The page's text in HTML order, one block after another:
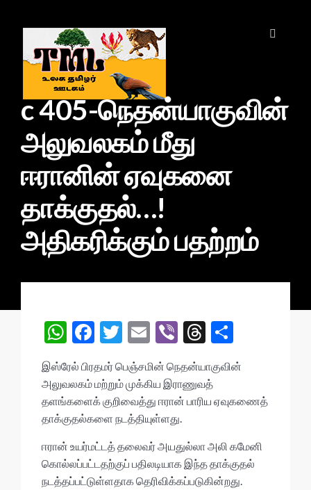
c 405-நெதன்யாகுவின்
அலுவலகம் மீது
ஈரானின் ஏவுகனை
தாக்குதல்…!
அதிகரிக்கும் பதற்றம்
W
h
at
s
A
p
p
F
ac
e
b
o
o
k
T
w
itt
er
E
m
ai
l
Vi
er
T
ea
ds
h
ar
e
இஸ்ரேல் பிரதமர் பெஞ்சமின் நெதன்யாகுவின்
அலுவலகம் மற்றும் முக்கிய இராணுவத்
தளங்களைக் குறிவைத்து ஈரான் பாரிய ஏவுகணைத்
தாக்குதல்களை நடத்தியுள்ளது.
ஈரான் உயர்மட்டத் தலைவர் அயதுல்லா அலி கமேனி
கொல்லப்பட்டதற்குப் பதிலடியாக இந்த தாக்குதல்
நடத்தப்பட்டுள்ளதாக தெரிவிக்கப்படுகின்றது.